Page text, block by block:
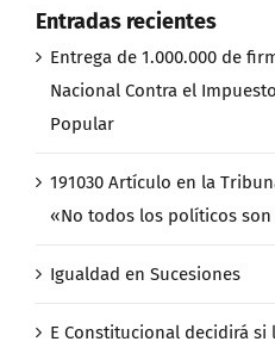
Entradas recientes
Entrega de 1.000.000 de
Nacional Contra el
Popular
191030 Artículo en la
«No todos los políticos son
Igualdad en Sucesiones
E Constitucional decidirá